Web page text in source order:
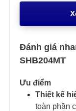
Đánh giá
SHB204MT
Ưu điểm
Thiết kế
toàn phần